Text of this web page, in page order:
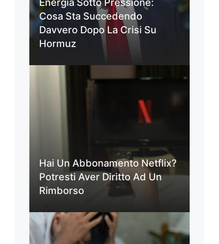
Energia Sotto Pressione:
Cosa Sta Succedendo
Davvero Dopo La Crisi Su
Hormuz
Hai Un Abbonamento Netflix?
Potresti Aver Diritto Ad Un
Rimborso